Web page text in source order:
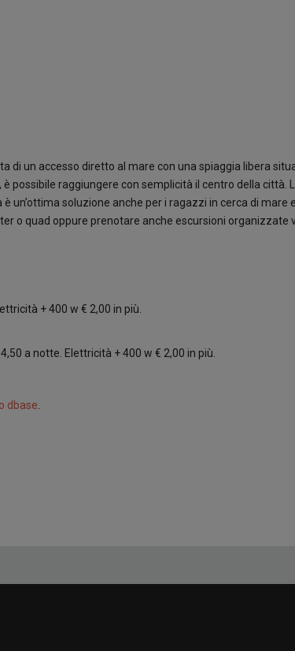
di un accesso diretto al mare con una spiaggia libera
possibile raggiungere con semplicità il centro della città.
un’ottima soluzione anche per i ragazzi in cerca di mare e
o quad oppure prenotare anche escursioni organizzate
+ 400 w € 2,00 in più.
a notte. Elettricità + 400 w € 2,00 in più.
dbase